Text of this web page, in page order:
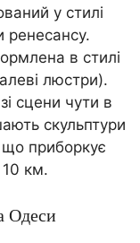
у стилі
ренесансу.
в стилі
люстри).
сцени чути в
скульптури
приборкує
10 км.
Одеси